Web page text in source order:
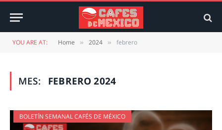
YOU ARE AT: Home » 2024 » febrero
MES: FEBRERO 2024
BOLETÍN SEMANAL CAFÉS DE MÉXICO